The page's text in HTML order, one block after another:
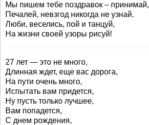
Мы пишем тебе поздравок – принимай,
Печалей, невзгод никогда не узнай.
Люби, веселись, пой и танцуй,
На жизни своей узоры рисуй!
27 лет — это не много,
Длинная ждет, еще вас дорога,
На пути очень много,
Испытать вам придется,
Ну пусть только лучшее,
Вам попадется,
С днем рождения,